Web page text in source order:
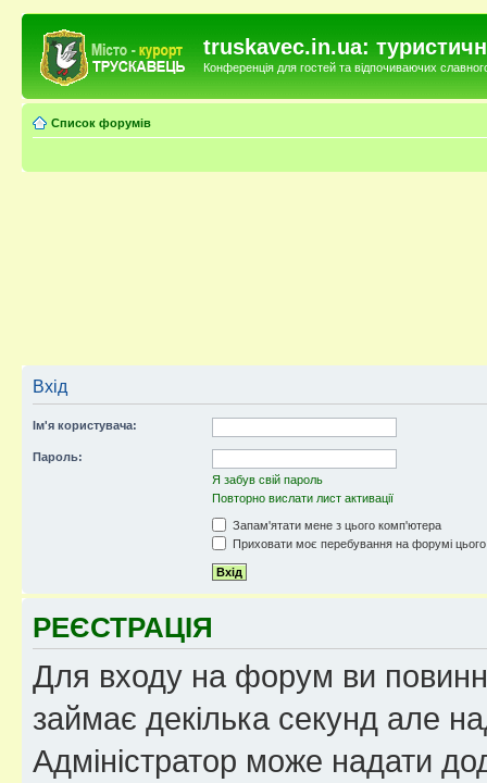
truskavec.in.ua:
Конференція для гостей та відпочиваючих
Список форумів
Вхід
Ім'я користувача:
Пароль:
Я забув свій пароль
Повторно вислати лист активації
Запам'ятати мене з цього комп'ютера
Приховати моє перебування на форумі
РЕЄСТРАЦІЯ
Для входу на форум ви
займає декілька секунд але
Адміністратор може надати